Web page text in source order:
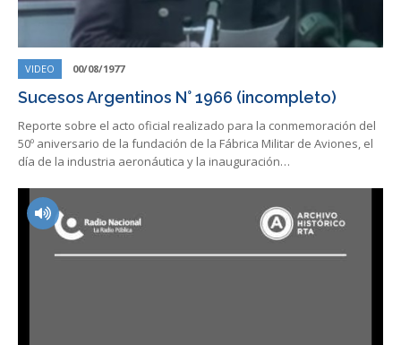
VIDEO 00/08/1977
Sucesos Argentinos N° 1966 (incompleto)
Reporte sobre el acto oficial realizado para la conmemoración del
50º aniversario de la fundación de la Fábrica Militar de Aviones, el
día de la industria aeronáutica y la inauguración…